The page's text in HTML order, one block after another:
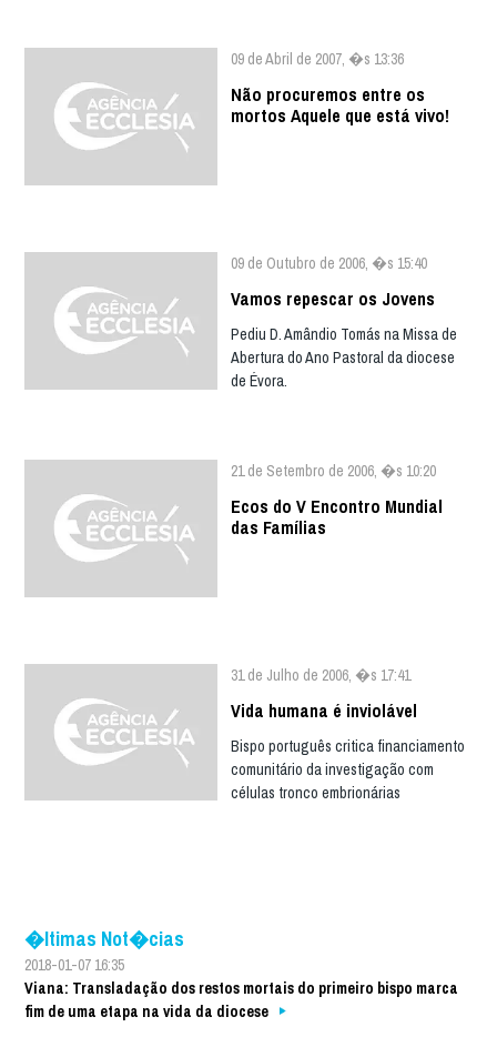
09 de Abril de 2007, �s 13:36
Não procuremos entre os
mortos Aquele que está vivo!
09 de Outubro de 2006, �s 15:40
Vamos repescar os Jovens
Pediu D. Amândio Tomás na Missa de
Abertura do Ano Pastoral da diocese
de Évora.
21 de Setembro de 2006, �s 10:20
Ecos do V Encontro Mundial
das Famílias
31 de Julho de 2006, �s 17:41
Vida humana é inviolável
Bispo português critica financiamento
comunitário da investigação com
células tronco embrionárias
�ltimas Not�cias
2018-01-07 16:35
Viana: Transladação dos restos mortais do primeiro bispo marca
fim de uma etapa na vida da diocese